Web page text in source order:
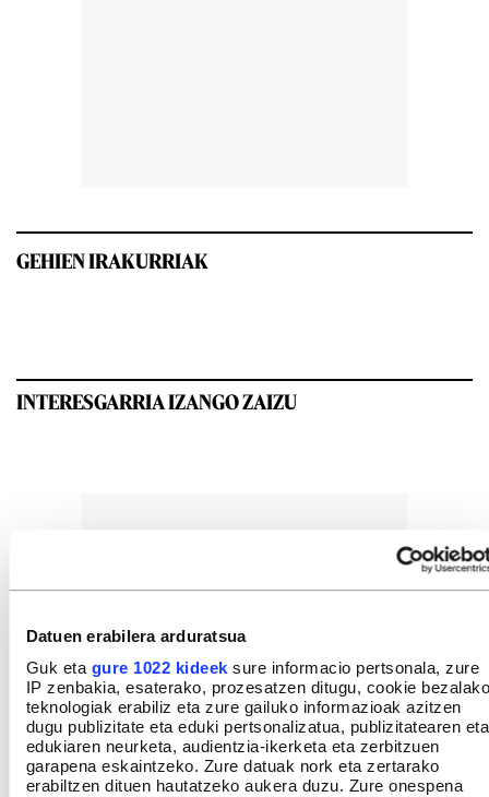
Datuen erabilera arduratsua
Guk eta gure 1022 kideek sure informacio pertsonala, zure
IP zenbakia, esaterako, prozesatzen ditugu, cookie bezalako
teknologiak erabiliz eta zure gailuko informazioak azitzen
dugu publizitate eta eduki pertsonalizatua, publizitatearen eta
edukiaren neurketa, audientzia-ikerketa eta zerbitzuen
garapena eskaintzeko. Zure datuak nork eta zertarako
erabiltzen dituen hautatzeko aukera duzu. Zure onespena
GEHIEN IRAKURRIAK
INTERESGARRIA IZANGO ZAIZU